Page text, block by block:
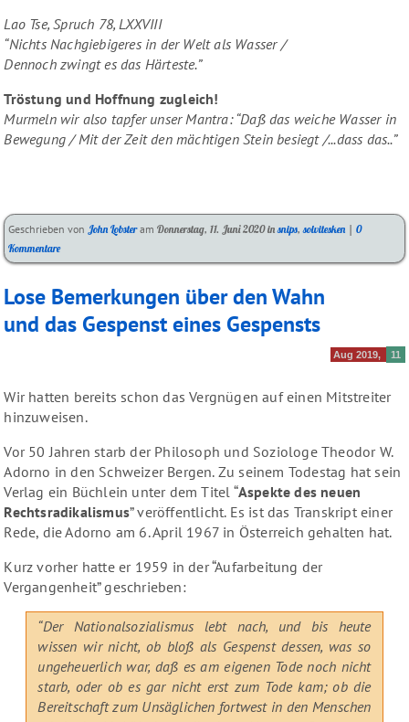
Lao Tse, Spruch 78, LXXVIII
“Nichts Nachgiebigeres in der Welt als Wasser /
Dennoch zwingt es das Härteste.”
Tröstung und Hoffnung zugleich!
Murmeln wir also tapfer unser Mantra: “Daß das weiche Wasser in
Bewegung / Mit der Zeit den mächtigen Stein besiegt /...dass das..”
Geschrieben von John LobsteramDonnerstag, 11. Juni 2020inKategorien:
snips,solvitesken |0
Kommentare
Lose Bemerkungen über den Wahn
und das Gespenst eines Gespensts
Aug 2019 11
Wir hatten bereits schon das Vergnügen auf einen Mitstreiter
hinzuweisen.
Vor 50 Jahren starb der Philosoph und Soziologe Theodor W.
Adorno in den Schweizer Bergen. Zu seinem Todestag hat sein
Verlag ein Büchlein unter dem Titel “Aspekte des neuen
Rechtsradikalismus” veröffentlicht. Es ist das Transkript einer
Rede, die Adorno am 6. April 1967 in Österreich gehalten hat.
Kurz vorher hatte er 1959 in der “Aufarbeitung der
Vergangenheit” geschrieben:
“Der Nationalsozialismus lebt nach, und bis heute
wissen wir nicht, ob bloß als Gespenst dessen, was so
ungeheuerlich war, daß es am eigenen Tode noch nicht
starb, oder ob es gar nicht erst zum Tode kam; ob die
Bereitschaft zum Unsäglichen fortwest in den Menschen